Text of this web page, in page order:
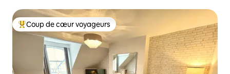
Coups de cœur voyageurs les plus appréciés
Coup de cœur voyageurs